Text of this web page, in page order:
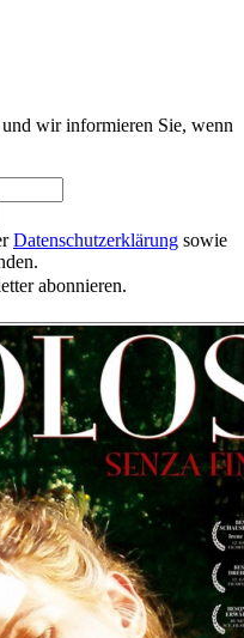
wir informieren Sie, wenn
Datenschutzerklärung sowie
abonnieren.